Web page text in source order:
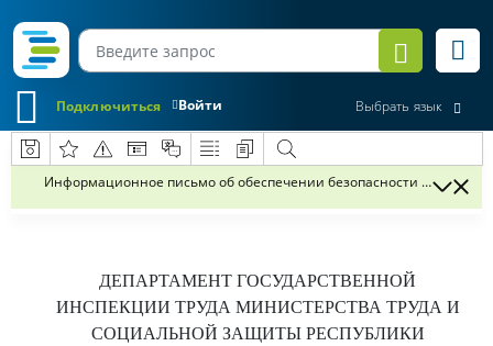
Войти
Подключиться Выбрать язык
Информационное письмо об обеспечении безопасности труда и
ДЕПАРТАМЕНТ ГОСУДАРСТВЕННОЙ
ИНСПЕКЦИИ ТРУДА МИНИСТЕРСТВА ТРУДА И
СОЦИАЛЬНОЙ ЗАЩИТЫ РЕСПУБЛИКИ